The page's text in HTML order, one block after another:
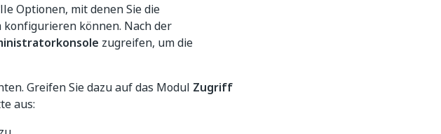
Optionen, mit denen Sie die
können. Nach der
zugreifen, um die
Greifen Sie dazu auf das Modul Zugriff
aus: